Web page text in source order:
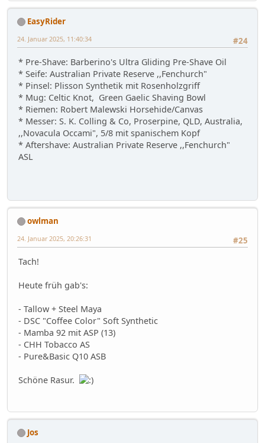
EasyRider
#24
24. Januar 2025, 11:40:34
* Pre-Shave: Barberino's Ultra Gliding Pre-Shave Oil
* Seife: Australian Private Reserve ,,Fenchurch"
* Pinsel: Plisson Synthetik mit Rosenholzgriff
* Mug: Celtic Knot, Green Gaelic Shaving Bowl
* Riemen: Robert Malewski Horsehide/Canvas
* Messer: S. K. Colling & Co, Proserpine, QLD, Australia,
,,Novacula Occami", 5/8 mit spanischem Kopf
* Aftershave: Australian Private Reserve ,,Fenchurch"
ASL
owlman
#25
24. Januar 2025, 20:26:31
Tach!
Heute früh gab's:
- Tallow + Steel Maya
- DSC "Coffee Color" Soft Synthetic
- Mamba 92 mit ASP (13)
- CHH Tobacco AS
- Pure&Basic Q10 ASB
Schöne Rasur.
Jos